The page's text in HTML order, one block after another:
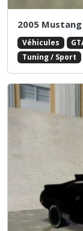
2005
Véhicules
Tuning / Sport